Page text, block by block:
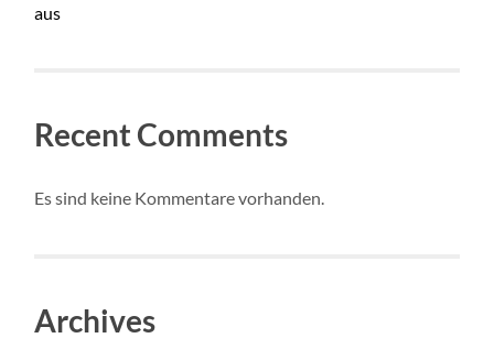
aus
Recent Comments
Es sind keine Kommentare vorhanden.
Archives